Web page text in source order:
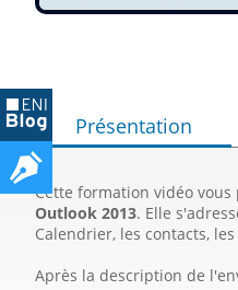
Présentation
Cette formation vidéo
Outlook 2013. Elle
Calendrier, les contacts,
Après la description de